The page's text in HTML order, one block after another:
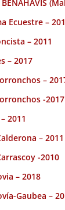
BENAHAVIS
Ecuestre –
– 2011
– 2017
–
-2017
2011
– 2011
-2010
– 2018
Gaubea –